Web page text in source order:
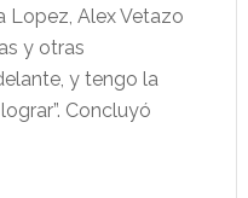
Lopez, Alex Vetazo
y otras
y tengo la
Concluyó